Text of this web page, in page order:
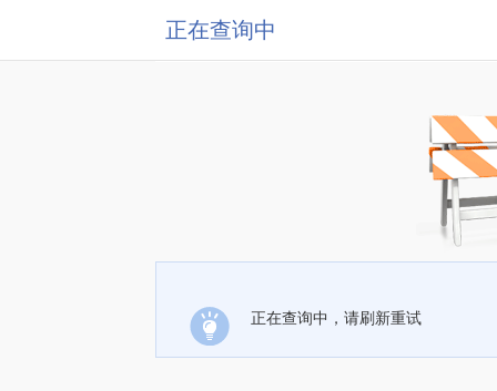
正在查询中
正在查询中，请刷新重试